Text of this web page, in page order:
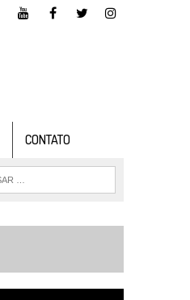
CONTATO